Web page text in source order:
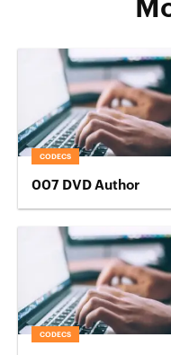
CODECS
007 DVD Author
CODECS